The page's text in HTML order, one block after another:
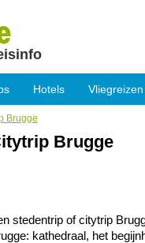
Hotels Vliegreizen
Brugge
Brugge
stedentrip of citytrip
kathedraal, het